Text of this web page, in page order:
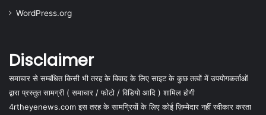
WordPress.org
Disclaimer
समाचार से सम्बंधित किसी भी तरह के विवाद के लिए साइट के कुछ तत्वों में उपयोगकर्ताओं
द्वारा प्रस्तुत सामग्री ( समाचार / फोटो / विडियो आदि ) शामिल होगी
4rtheyenews.com इस तरह के सामग्रियों के लिए कोई ज़िम्मेदार नहीं स्वीकार करता